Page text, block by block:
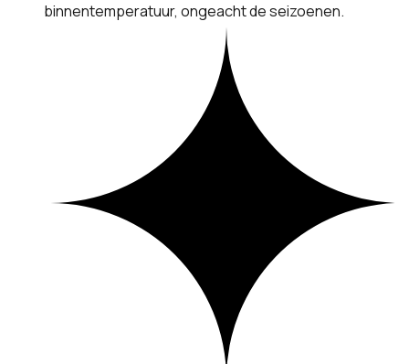
binnentemperatuur, ongeacht de seizoenen.